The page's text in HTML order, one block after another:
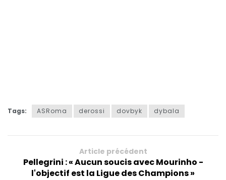
Tags: ASRoma derossi dovbyk dybala
Article précédent
Pellegrini : « Aucun soucis avec Mourinho -
l'objectif est la Ligue des Champions »